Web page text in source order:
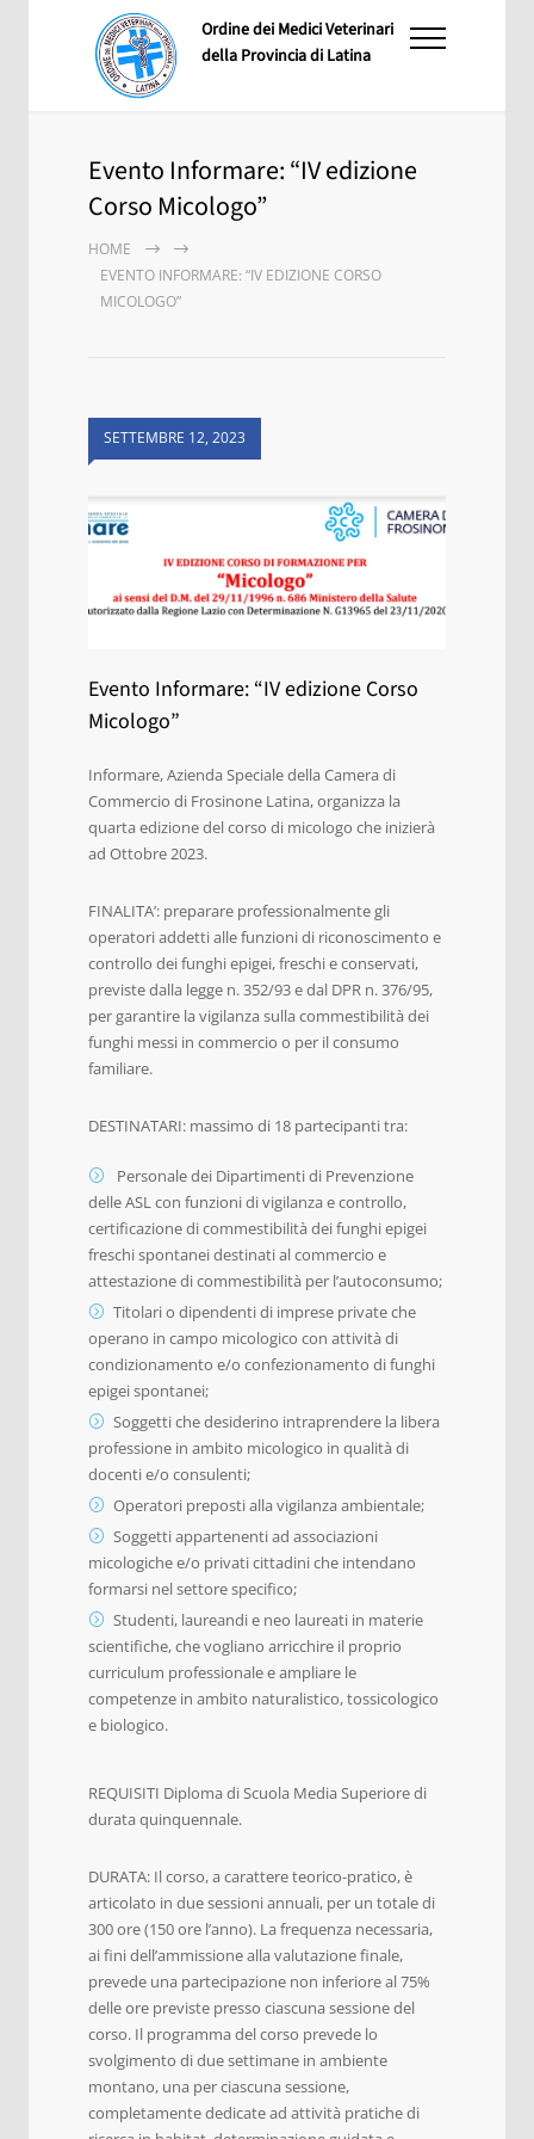
Ordine dei Medici Veterinari
della Provincia di Latina
Evento Informare: “IV edizione
Corso Micologo”
HOME
EVENTO INFORMARE: “IV EDIZIONE CORSO
MICOLOGO”
SETTEMBRE 12, 2023
Evento Informare: “IV edizione Corso
Micologo”
Informare, Azienda Speciale della Camera di
Commercio di Frosinone Latina, organizza la
quarta edizione del corso di micologo che inizierà
ad Ottobre 2023.
FINALITA’: preparare professionalmente gli
operatori addetti alle funzioni di riconoscimento e
controllo dei funghi epigei, freschi e conservati,
previste dalla legge n. 352/93 e dal DPR n. 376/95,
per garantire la vigilanza sulla commestibilità dei
funghi messi in commercio o per il consumo
familiare.
DESTINATARI: massimo di 18 partecipanti tra:
Personale dei Dipartimenti di Prevenzione
delle ASL con funzioni di vigilanza e controllo,
certificazione di commestibilità dei funghi epigei
freschi spontanei destinati al commercio e
attestazione di commestibilità per l’autoconsumo;
Titolari o dipendenti di imprese private che
operano in campo micologico con attività di
condizionamento e/o confezionamento di funghi
epigei spontanei;
Soggetti che desiderino intraprendere la libera
professione in ambito micologico in qualità di
docenti e/o consulenti;
Operatori preposti alla vigilanza ambientale;
Soggetti appartenenti ad associazioni
micologiche e/o privati cittadini che intendano
formarsi nel settore specifico;
Studenti, laureandi e neo laureati in materie
scientifiche, che vogliano arricchire il proprio
curriculum professionale e ampliare le
competenze in ambito naturalistico, tossicologico
e biologico.
REQUISITI Diploma di Scuola Media Superiore di
durata quinquennale.
DURATA: Il corso, a carattere teorico-pratico, è
articolato in due sessioni annuali, per un totale di
300 ore (150 ore l’anno). La frequenza necessaria,
ai fini dell’ammissione alla valutazione finale,
prevede una partecipazione non inferiore al 75%
delle ore previste presso ciascuna sessione del
corso. Il programma del corso prevede lo
svolgimento di due settimane in ambiente
montano, una per ciascuna sessione,
completamente dedicate ad attività pratiche di